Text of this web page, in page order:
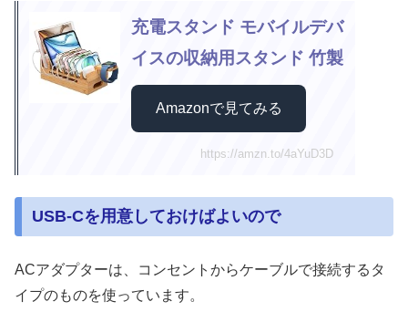
充電スタンド モバイルデバ
イスの収納用スタンド 竹製
Amazonで見てみる
https://amzn.to/4aYuD3D
USB-Cを用意しておけばよいので
ACアダプターは、コンセントからケーブルで接続するタ
イプのものを使っています。